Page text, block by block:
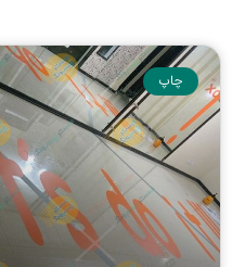
چاپ